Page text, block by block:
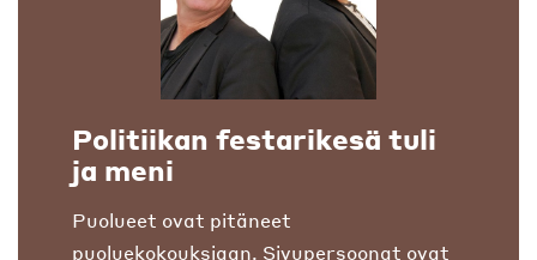
Politiikan festarikesä tuli
ja meni
Puolueet ovat pitäneet
puoluekokouksiaan. Sivupersoonat ovat